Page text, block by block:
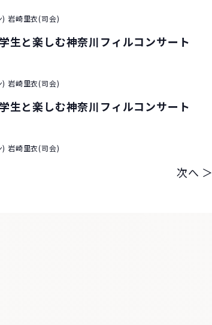
岩崎里衣(司会)
生と楽しむ神奈川フィルコンサート
岩崎里衣(司会)
生と楽しむ神奈川フィルコンサート
岩崎里衣(司会)
次へ ＞